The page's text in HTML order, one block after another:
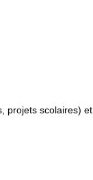
projets scolaires) et